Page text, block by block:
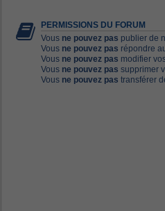
PERMISSIONS DU FORUM
Vous ne pouvez pas publier de
Vous ne pouvez pas répondre
Vous ne pouvez pas modifier
Vous ne pouvez pas supprimer
Vous ne pouvez pas transférer